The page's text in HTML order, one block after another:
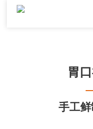
胃
手工鲜